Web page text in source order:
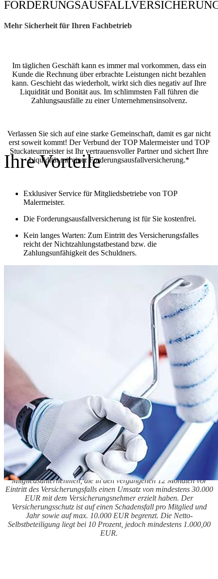
Mehr Sicherheit für Ihren Fachbetrieb
Im täglichen Geschäft kann es immer mal vorkommen, dass ein
Kunde die Rechnung über erbrachte Leistungen nicht bezahlen
kann. Geschieht das wiederholt, wirkt sich dies negativ auf Ihre
Liquidität und Bonität aus. Im schlimmsten Fall führen die
Zahlungsausfälle zu einer Unternehmensinsolvenz.
Verlassen Sie sich auf eine starke Gemeinschaft, damit es gar nicht
erst soweit kommt! Der Verbund der TOP Malermeister und TOP
Stuckateurmeister ist Ihr vertrauensvoller Partner und sichert Ihre
Liquidität mit einer Forderungsausfallversicherung.*
Ihre Vorteile
Exklusiver Service für Mitgliedsbetriebe von TOP
Malermeister.
Die Forderungsausfallversicherung ist für Sie kostenfrei.
Kein langes Warten: Zum Eintritt des Versicherungsfalles
reicht der Nichtzahlungstatbestand bzw. die
Zahlungsunfähigkeit des Schuldners.
*Anspruch auf den Versicherungsschutz haben
Mitgliedsunternehmen, die in den vergangenen 12 Monaten vor
Eintritt des Versicherungsfalls einen Umsatz von mindestens 30.000
EUR mit dem Versicherungsnehmer erzielt haben. Der
Versicherungsschutz ist auf einen Schadensfall pro Mitglied und
Jahr sowie auf max. 10.000 EUR begrenzt. Die Netto-
Selbstbeteiligung liegt bei 10 Prozent, jedoch mindestens 1.000,00
EUR.